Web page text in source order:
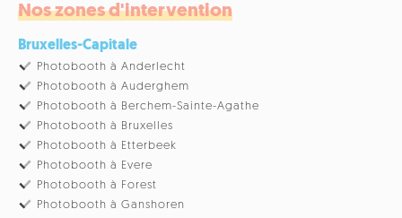
Nos zones d'intervention
Bruxelles-Capitale
Photobooth à Anderlecht
Photobooth à Auderghem
Photobooth à Berchem-Sainte-Agathe
Photobooth à Bruxelles
Photobooth à Etterbeek
Photobooth à Evere
Photobooth à Forest
Photobooth à Ganshoren